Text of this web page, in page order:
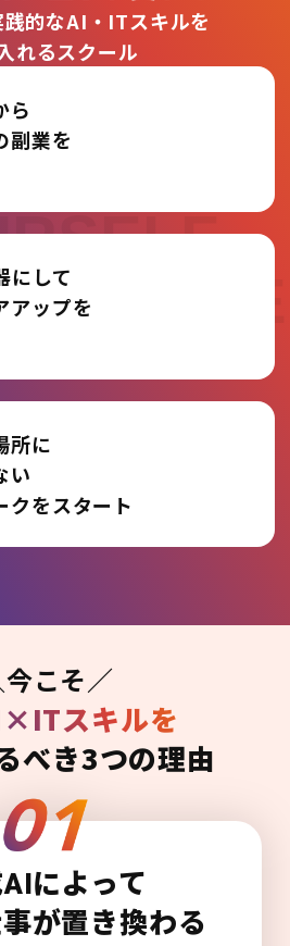
的なAI・ITスキルを
れるスクール
ら
副業を
にして
アップを
所に
い
クをスタート
こそ／
スキルを
べき3つの理由
によって
が置き換わる